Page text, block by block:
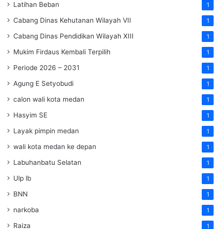
Latihan Beban 1
Cabang Dinas Kehutanan Wilayah VII 1
Cabang Dinas Pendidikan Wilayah XIII 1
Mukim Firdaus Kembali Terpilih 1
Periode 2026 – 2031 1
Agung E Setyobudi 1
calon wali kota medan 1
Hasyim SE 1
Layak pimpin medan 1
wali kota medan ke depan 1
Labuhanbatu Selatan 1
Ulp lb 1
BNN 1
narkoba 1
Raiza 1